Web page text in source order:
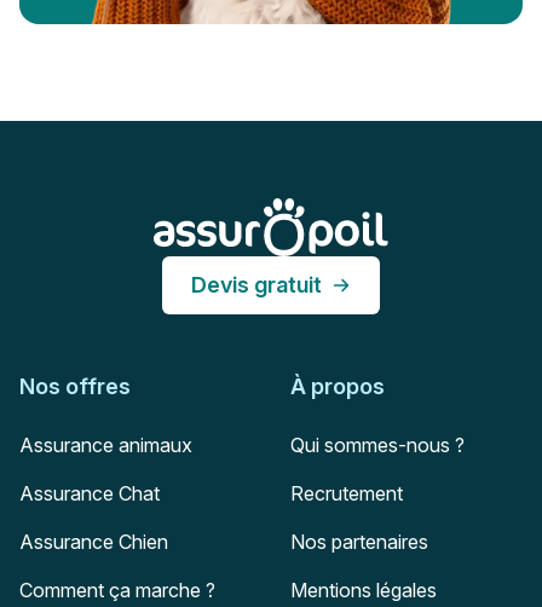
Devis gratuit
Nos offres
Assurance animaux
Assurance Chat
Assurance Chien
Comment ça marche ?
À propos
Qui sommes-nous ?
Recrutement
Nos partenaires
Mentions légales